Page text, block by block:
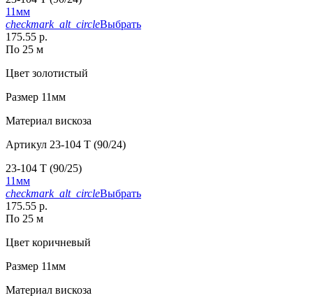
11мм
checkmark_alt_circleВыбрать
175.55 р.
По 25 м
Цвет золотистый
Размер 11мм
Материал вискоза
Артикул 23-104 T (90/24)
23-104 T (90/25)
11мм
checkmark_alt_circleВыбрать
175.55 р.
По 25 м
Цвет коричневый
Размер 11мм
Материал вискоза